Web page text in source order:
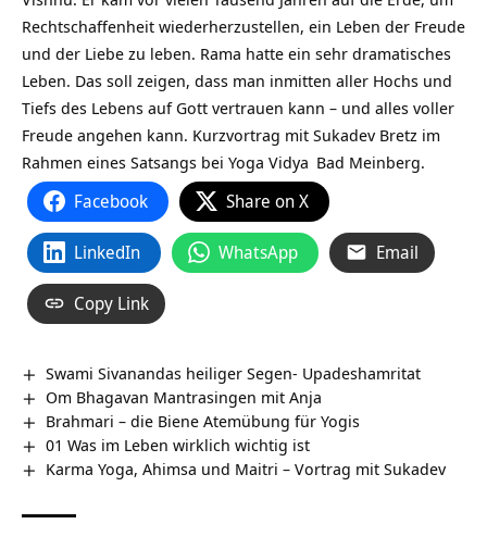
Rechtschaffenheit wiederherzustellen, ein Leben der Freude
und der Liebe zu leben. Rama hatte ein sehr dramatisches
Leben. Das soll zeigen, dass man inmitten aller Hochs und
Tiefs des Lebens auf Gott vertrauen kann – und alles voller
Freude angehen kann. Kurzvortrag mit Sukadev Bretz im
Rahmen eines Satsangs bei Yoga Vidya Bad Meinberg.
Facebook Share on X
LinkedIn WhatsApp Email
Copy Link
Swami Sivanandas heiliger Segen- Upadeshamritat
Om Bhagavan Mantrasingen mit Anja
Brahmari – die Biene Atemübung für Yogis
01 Was im Leben wirklich wichtig ist
Karma Yoga, Ahimsa und Maitri – Vortrag mit Sukadev